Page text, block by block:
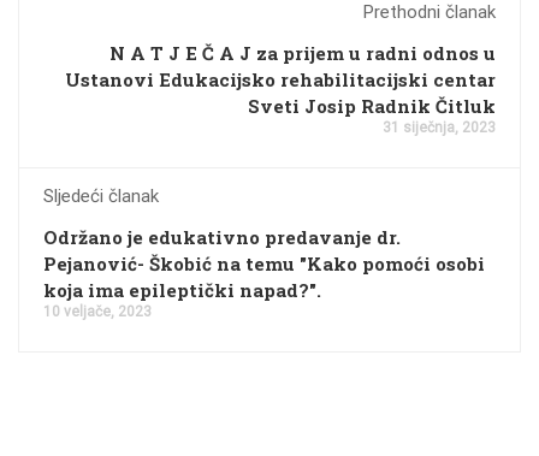
Prethodni članak
N A T J E Č A J za prijem u radni odnos u
Ustanovi Edukacijsko rehabilitacijski centar
Sveti Josip Radnik Čitluk
31 siječnja, 2023
Sljedeći članak
Održano je edukativno predavanje dr.
Pejanović- Škobić na temu "Kako pomoći osobi
koja ima epileptički napad?".
10 veljače, 2023